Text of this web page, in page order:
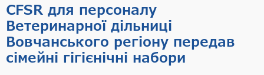
CFSR для персоналу
Ветеринарної дільниці
Вовчанського регіону передав
сімейні гігієнічні набори